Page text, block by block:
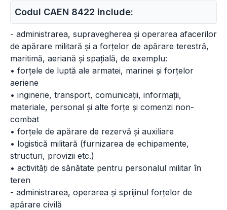
Codul CAEN 8422 include:
- administrarea, supravegherea și operarea afacerilor
de apărare militară și a forțelor de apărare terestră,
maritimă, aeriană și spațială, de exemplu:
• forțele de luptă ale armatei, marinei și forțelor
aeriene
• inginerie, transport, comunicații, informații,
materiale, personal și alte forțe și comenzi non-
combat
• forțele de apărare de rezervă și auxiliare
• logistică militară (furnizarea de echipamente,
structuri, provizii etc.)
• activități de sănătate pentru personalul militar în
teren
- administrarea, operarea și sprijinul forțelor de
apărare civilă